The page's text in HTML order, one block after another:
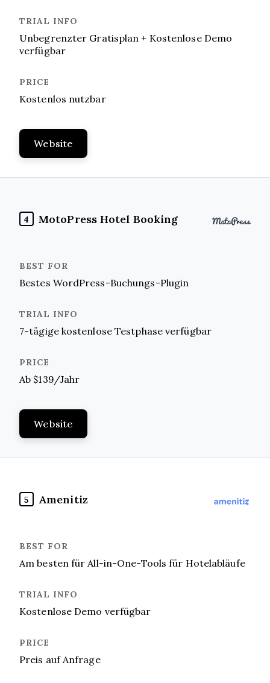
Unbegrenzter Gratisplan + Kostenlose Demo
verfügbar
Kostenlos nutzbar
Website
4 MotoPress Hotel Booking
Bestes WordPress-Buchungs-Plugin
7-tägige kostenlose Testphase verfügbar
Ab $139/Jahr
Website
5 Amenitiz
Am besten für All-in-One-Tools für Hotelabläufe
Kostenlose Demo verfügbar
Preis auf Anfrage